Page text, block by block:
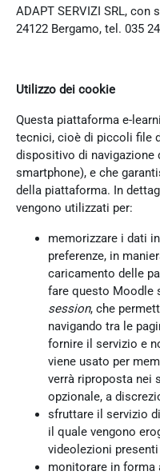
ADAPT SERVIZI SRL, con
24122 Bergamo, tel. 035
Utilizzo dei cookie
Questa piattaforma e-
tecnici, cioè di piccoli file
dispositivo di navigazione
smartphone), e che
della piattaforma. In
vengono utilizzati per:
memorizzare i dati
preferenze, in
caricamento delle
fare questo Moodle
session, che
navigando tra le
fornire il servizio e
viene usato per
verrà riproposta nei
opzionale, a
sfruttare il servizio
il quale vengono
videolezioni
monitorare in forma